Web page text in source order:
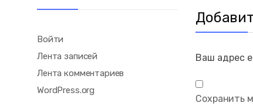
Ваш адрес
Сохранить
Войти
Лента записей
Лента комментариев
WordPress.org